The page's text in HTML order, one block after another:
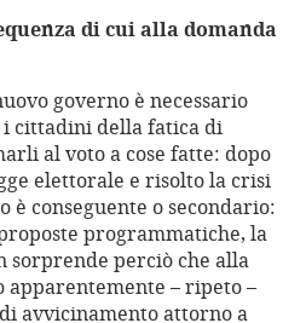
di cui alla domanda
governo è necessario
cittadini della fatica di
al voto a cose fatte: dopo
elettorale e risolto la crisi
è conseguente o secondario:
programmatiche, la
sorprende perciò che alla
– ripeto –
avvicinamento attorno a